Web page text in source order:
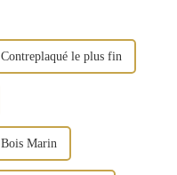
Contreplaqué le plus fin
Bois Marin